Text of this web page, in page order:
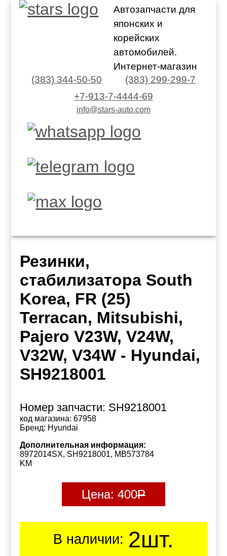
Автозапчасти для
японских и
корейских
автомобилей.
Интернет-магазин
(383) 344-50-50
(383) 299-299-7
+7-913-7-4444-69
info@stars-auto.com
Резинки,
стабилизатора South
Korea, FR (25)
Terracan, Mitsubishi,
Pajero V23W, V24W,
V32W, V34W - Hyundai,
SH9218001
Номер запчасти: SH9218001
код магазина: 67958
Бренд: Hyundai
Дополнительная информация:
8972014SX, SH9218001, MB573784
KM
Цена: 400Р
В наличии: 2шт.